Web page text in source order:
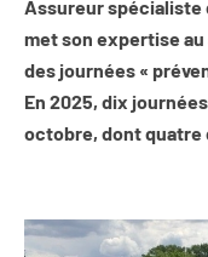
Assureur spécialiste
met son expertise
des journées «
En 2025, dix
octobre, dont quatre